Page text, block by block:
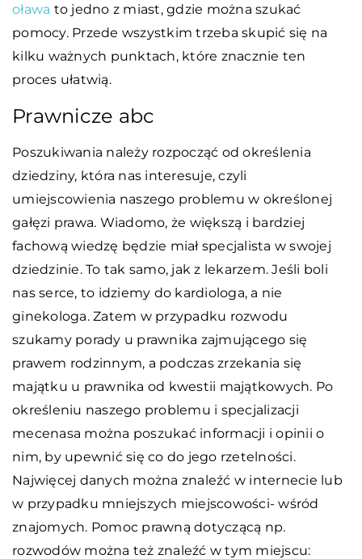
oława to jedno z miast, gdzie można szukać
pomocy. Przede wszystkim trzeba skupić się na
kilku ważnych punktach, które znacznie ten
proces ułatwią.
Prawnicze abc
Poszukiwania należy rozpocząć od określenia
dziedziny, która nas interesuje, czyli
umiejscowienia naszego problemu w określonej
gałęzi prawa. Wiadomo, że większą i bardziej
fachową wiedzę będzie miał specjalista w swojej
dziedzinie. To tak samo, jak z lekarzem. Jeśli boli
nas serce, to idziemy do kardiologa, a nie
ginekologa. Zatem w przypadku rozwodu
szukamy porady u prawnika zajmującego się
prawem rodzinnym, a podczas zrzekania się
majątku u prawnika od kwestii majątkowych. Po
określeniu naszego problemu i specjalizacji
mecenasa można poszukać informacji i opinii o
nim, by upewnić się co do jego rzetelności.
Najwięcej danych można znaleźć w internecie lub
w przypadku mniejszych miejscowości- wśród
znajomych. Pomoc prawną dotyczącą np.
rozwodów można też znaleźć w tym miejscu: